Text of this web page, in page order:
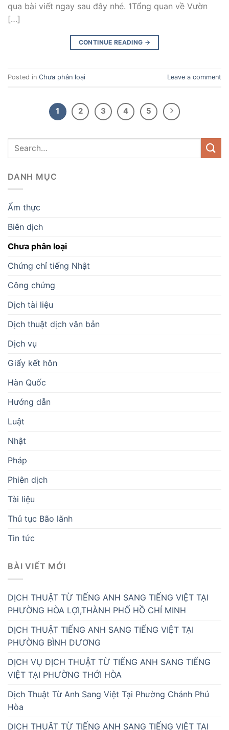
qua bài viết ngay sau đây nhé. 1Tổng quan về Vườn
[…]
CONTINUE READING →
Posted in Chưa phân loại Leave a comment
1 2 3 4 5
DANH MỤC
Ẩm thực
Biên dịch
Chưa phân loại
Chứng chỉ tiếng Nhật
Công chứng
Dịch tài liệu
Dịch thuật dịch văn bản
Dịch vụ
Giấy kết hôn
Hàn Quốc
Hướng dẫn
Luật
Nhật
Pháp
Phiên dịch
Tài liệu
Thủ tục Bão lãnh
Tin tức
BÀI VIẾT MỚI
DỊCH THUẬT TỪ TIẾNG ANH SANG TIẾNG VIỆT TẠI
PHƯỜNG HÒA LỢI,THÀNH PHỐ HỒ CHÍ MINH
DỊCH THUẬT TIẾNG ANH SANG TIẾNG VIỆT TẠI
PHƯỜNG BÌNH DƯƠNG
DỊCH VỤ DỊCH THUẬT TỪ TIẾNG ANH SANG TIẾNG
VIỆT TẠI PHƯỜNG THỚI HÒA
Dịch Thuật Từ Anh Sang Việt Tại Phường Chánh Phú
Hòa
DỊCH THUẬT TỪ TIẾNG ANH SANG TIẾNG VIỆT TẠI